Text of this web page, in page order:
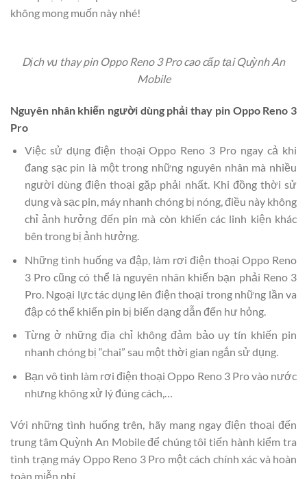
không mong muốn này nhé!
Dịch vụ thay pin Oppo Reno 3 Pro cao cấp tại Quỳnh An
Mobile
Nguyên nhân khiến người dùng phải thay pin Oppo Reno 3
Pro
Việc sử dụng điện thoại Oppo Reno 3 Pro ngay cả khi
đang sạc pin là một trong những nguyên nhân mà nhiều
người dùng điện thoại gặp phải nhất. Khi đồng thời sử
dụng và sạc pin, máy nhanh chóng bị nóng, điều này không
chỉ ảnh hưởng đến pin mà còn khiến các linh kiện khác
bên trong bị ảnh hưởng.
Những tình huống va đập, làm rơi điện thoại Oppo Reno
3 Pro cũng có thể là nguyên nhân khiến bạn phải Reno 3
Pro. Ngoại lực tác dụng lên điện thoại trong những lần va
đập có thể khiến pin bị biến dạng dẫn đến hư hỏng.
Từng ở những địa chỉ không đảm bảo uy tín khiến pin
nhanh chóng bị “chai” sau một thời gian ngắn sử dụng.
Bạn vô tình làm rơi điện thoại Oppo Reno 3 Pro vào nước
nhưng không xử lý đúng cách,…
Với những tình huống trên, hãy mang ngay điện thoại đến
trung tâm Quỳnh An Mobile để chúng tôi tiến hành kiểm tra
tình trạng máy Oppo Reno 3 Pro một cách chính xác và hoàn
toàn miễn phí.